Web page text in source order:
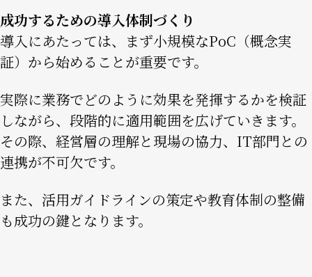
成功するための導入体制づくり
導入にあたっては、まず小規模なPoC（概念実
証）から始めることが重要です。
実際に業務でどのように効果を発揮するかを検証
しながら、段階的に適用範囲を広げていきます。
その際、経営層の理解と現場の協力、IT部門との
連携が不可欠です。
また、活用ガイドラインの策定や教育体制の整備
も成功の鍵となります。